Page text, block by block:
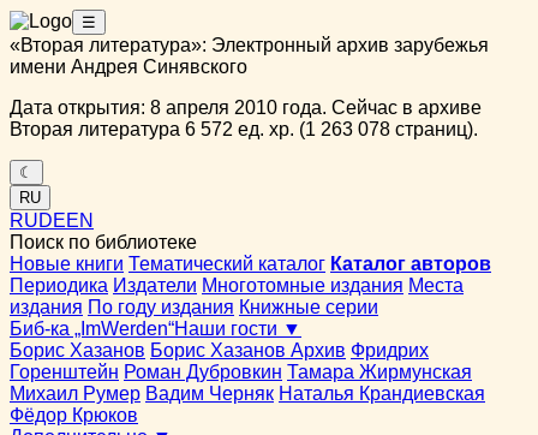
☰
«Вторая литература»: Электронный архив зарубежья
имени Андрея Синявского
Дата открытия: 8 апреля 2010 года. Сейчас в архиве
Вторая литература 6 572 ед. хр. (1 263 078 страниц).
☾
RU
RUDEEN
Поиск по библиотеке
Новые книги Тематический каталог Каталог авторов
Периодика Издатели Многотомные издания Места
издания По году издания Книжные серии
Биб-ка „ImWerden“Наши гости ▼
Борис Хазанов Борис Хазанов Архив Фридрих
Горенштейн Роман Дубровкин Тамара Жирмунская
Михаил Румер Вадим Черняк Наталья Крандиевская
Фёдор Крюков